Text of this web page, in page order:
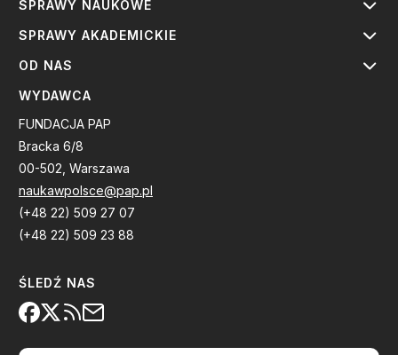
SPRAWY NAUKOWE
SPRAWY AKADEMICKIE
OD NAS
WYDAWCA
FUNDACJA PAP
Bracka 6/8
00-502, Warszawa
naukawpolsce@pap.pl
(+48 22) 509 27 07
(+48 22) 509 23 88
ŚLEDŹ NAS